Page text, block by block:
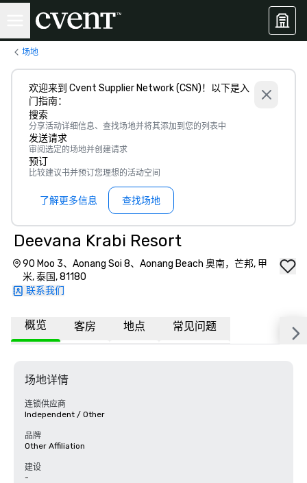
场地
欢迎来到 Cvent Supplier Network (CSN)！以下是入
门指南：
搜索
分享活动详细信息、查找场地并将其添加到您的列表中
发送请求
审阅选定的场地并创建请求
预订
比较建议书并预订您理想的活动空间
了解更多信息 查找场地
Deevana Krabi Resort
90 Moo 3、Aonang Soi 8、Aonang Beach 奥南，芒邦, 甲
米, 泰国, 81180
联系我们
概览 客房 地点 常见问题
场地详情
连锁供应商
Independent / Other
品牌
Other Affiliation
建设
-